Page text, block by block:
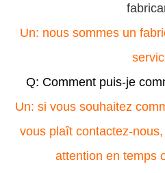
Un: nous sommes un
Q: Comment puis-je
Un: si vous souhaitez
vous plaît contactez-
attention en temps